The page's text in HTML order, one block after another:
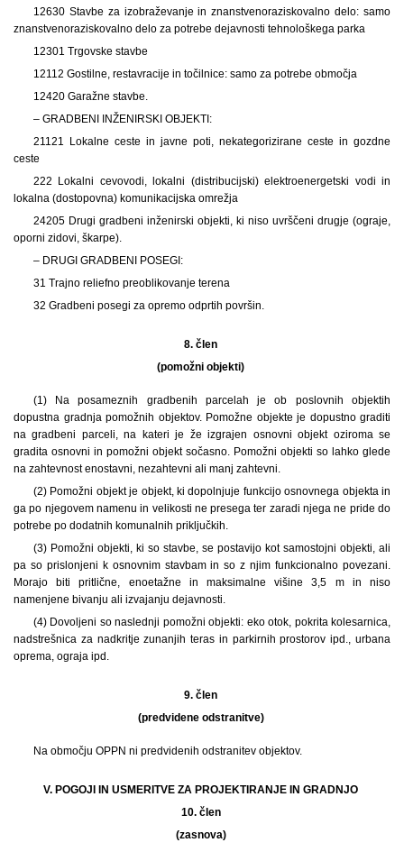
12630 Stavbe za izobraževanje in znanstvenoraziskovalno delo: samo
znanstvenoraziskovalno delo za potrebe dejavnosti tehnološkega parka
12301 Trgovske stavbe
12112 Gostilne, restavracije in točilnice: samo za potrebe območja
12420 Garažne stavbe.
– GRADBENI INŽENIRSKI OBJEKTI:
21121 Lokalne ceste in javne poti, nekategorizirane ceste in gozdne
ceste
222 Lokalni cevovodi, lokalni (distribucijski) elektroenergetski vodi in
lokalna (dostopovna) komunikacijska omrežja
24205 Drugi gradbeni inženirski objekti, ki niso uvrščeni drugje (ograje,
oporni zidovi, škarpe).
– DRUGI GRADBENI POSEGI:
31 Trajno reliefno preoblikovanje terena
32 Gradbeni posegi za opremo odprtih površin.
8. člen
(pomožni objekti)
(1) Na posameznih gradbenih parcelah je ob poslovnih objektih
dopustna gradnja pomožnih objektov. Pomožne objekte je dopustno graditi
na gradbeni parceli, na kateri je že izgrajen osnovni objekt oziroma se
gradita osnovni in pomožni objekt sočasno. Pomožni objekti so lahko glede
na zahtevnost enostavni, nezahtevni ali manj zahtevni.
(2) Pomožni objekt je objekt, ki dopolnjuje funkcijo osnovnega objekta in
ga po njegovem namenu in velikosti ne presega ter zaradi njega ne pride do
potrebe po dodatnih komunalnih priključkih.
(3) Pomožni objekti, ki so stavbe, se postavijo kot samostojni objekti, ali
pa so prislonjeni k osnovnim stavbam in so z njim funkcionalno povezani.
Morajo biti pritlične, enoetažne in maksimalne višine 3,5 m in niso
namenjene bivanju ali izvajanju dejavnosti.
(4) Dovoljeni so naslednji pomožni objekti: eko otok, pokrita kolesarnica,
nadstrešnica za nadkritje zunanjih teras in parkirnih prostorov ipd., urbana
oprema, ograja ipd.
9. člen
(predvidene odstranitve)
Na območju OPPN ni predvidenih odstranitev objektov.
V. POGOJI IN USMERITVE ZA PROJEKTIRANJE IN GRADNJO
10. člen
(zasnova)